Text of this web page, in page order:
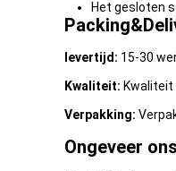
Het gesloten
levertijd: 15-30
Kwaliteit: Kwaliteit
Verpakking:
Ongeveer ons